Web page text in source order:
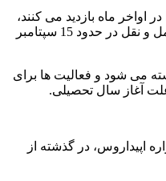
اواخر ماه بازدید می کنند،
که کمتر شلوغ هستند. برنامه های حمل و نقل در حدود 15 سپتامبر
می شود و فعالیت ها برای
آغاز سال تحصیلی.
اپیداروس، در گذشته از